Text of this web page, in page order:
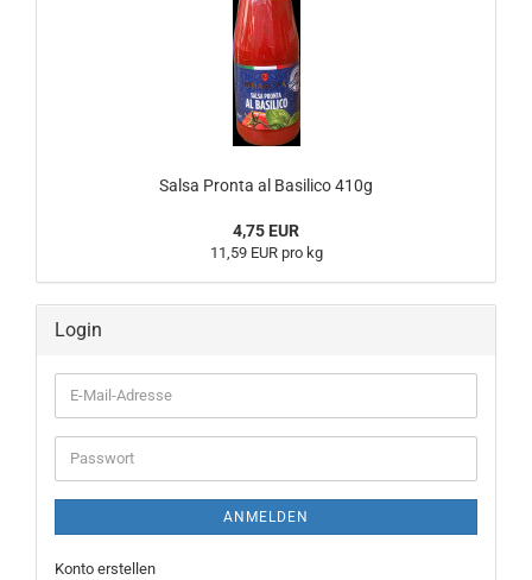
Salsa Pronta al Basilico 410g
4,75 EUR
11,59 EUR pro kg
Login
E-
Mail-
Adresse
Passwort
ANMELDEN
Konto erstellen